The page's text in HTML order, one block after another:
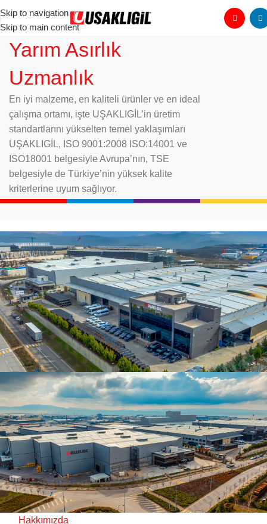
Skip to navigation
Skip to main content
Yarım Asırlık
Uzmanlık
En iyi malzeme, en kaliteli ürünler ve en ideal
çalışma ortamı, işte UŞAKLIGİL’in üretim
standartlarını yükselten temel yaklaşımları
UŞAKLIGİL, ISO 9001:2008 ISO:14001 ve
ISO18001 belgesiyle Avrupa’nın, TSE
belgesiyle de Türkiye’nin yüksek kalite
kriterlerine uyum sağlıyor.
Hakkımızda